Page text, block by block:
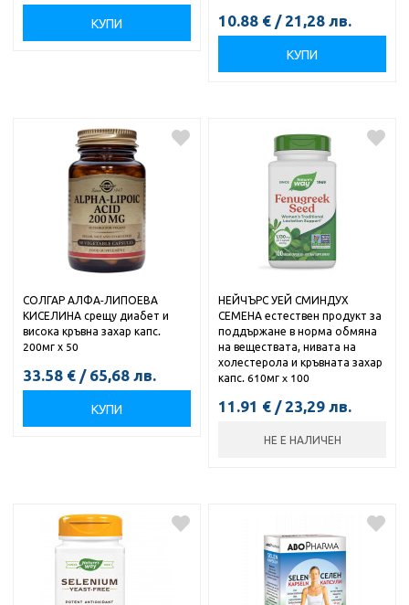
КУПИ 10.88 € / 21,28 лв.
КУПИ
СОЛГАР АЛФА-ЛИПОЕВА
КИСЕЛИНА срещу диабет и
висока кръвна захар капс.
200мг х 50
33.58 € / 65,68 лв.
КУПИ
НЕЙЧЪРС УЕЙ СМИНДУХ
СЕМЕНА естествен продукт за
поддържане в норма обмяна
на веществата, нивата на
холестерола и кръвната захар
капс. 610мг x 100
11.91 € / 23,29 лв.
НЕ Е НАЛИЧЕН